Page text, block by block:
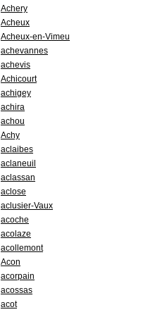
Achery
Acheux
Acheux-en-Vimeu
achevannes
achevis
Achicourt
achigey
achira
achou
Achy
aclaibes
aclaneuil
aclassan
aclose
aclusier-Vaux
acoche
acolaze
acollemont
Acon
acorpain
acossas
acot